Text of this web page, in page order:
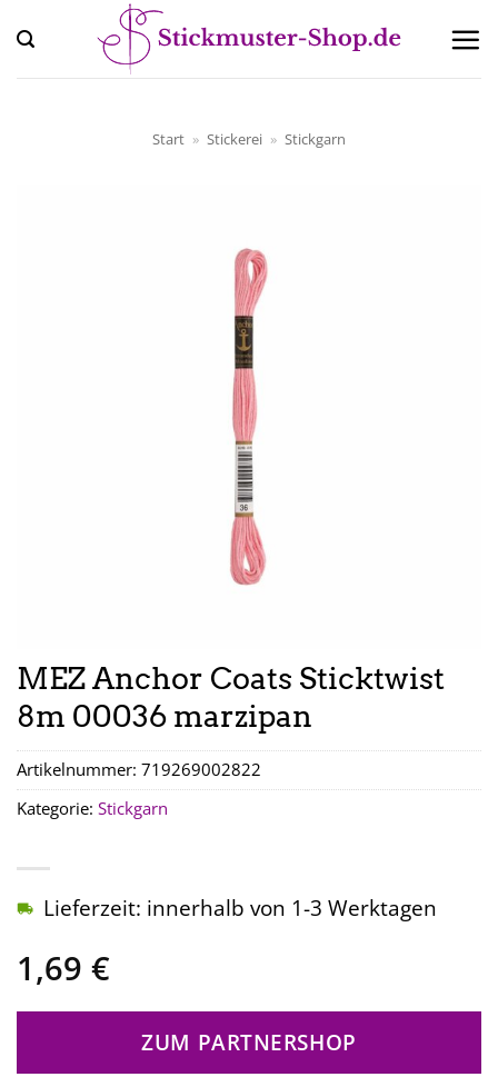
Inhalt
springen
Start » Stickerei » Stickgarn
MEZ Anchor Coats Sticktwist
8m 00036 marzipan
1,69 €
Lieferzeit: innerhalb von 1-3 Werktagen
ZUM PARTNERSHOP
Artikelnummer: 719269002822
Kategorie: Stickgarn